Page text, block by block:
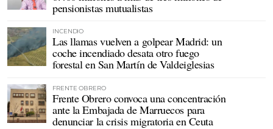
pensionistas mutualistas
INCENDIO
Las llamas vuelven a golpear Madrid: un
coche incendiado desata otro fuego
forestal en San Martín de Valdeiglesias
FRENTE OBRERO
Frente Obrero convoca una concentración
ante la Embajada de Marruecos para
denunciar la crisis migratoria en Ceuta